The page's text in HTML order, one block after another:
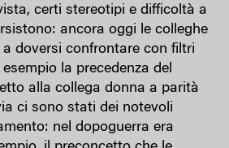
certi stereotipi e difficoltà a
ancora oggi le colleghe
doversi confrontare con filtri
la precedenza del
alla collega donna a parità
ci sono stati dei notevoli
nel dopoguerra era